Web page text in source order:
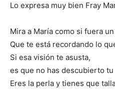
Lo expresa muy bien Fray
Mira a María como si fuera
Que te está recordando lo
Si esa visión te asusta,
es que no has descubierto
Eres la perla y tienes que